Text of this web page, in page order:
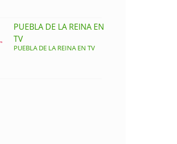
PUEBLA DE LA REINA EN
TV
PUEBLA DE LA REINA EN TV